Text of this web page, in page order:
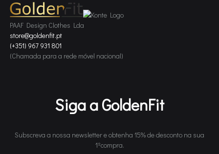
PAAF Design Clothes Lda
store@goldenfit.pt
(+351) 967 931 801
(Chamada para a rede móvel nacional)
Siga a GoldenFit
Subscreva a nossa newsletter e obtenha 15% de desconto na sua
1ºcompra.